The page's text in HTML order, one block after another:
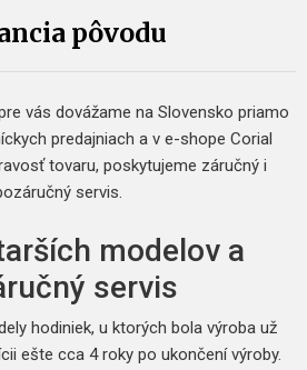
pôvodu
vás dovážame na Slovensko priamo
predajniach a v e-shope Corial
tovaru, poskytujeme záručný i
servis.
modelov a
servis
hodiniek, u ktorých bola výroba už
ešte cca 4 roky po ukončení výroby.